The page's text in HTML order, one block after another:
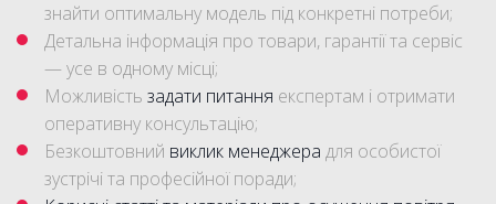
знайти оптимальну модель під конкретні потреби;
Детальна інформація про товари, гарантії та сервіс
— усе в одному місці;
Можливість задати питання експертам і отримати
оперативну консультацію;
Безкоштовний виклик менеджера для особистої
зустрічі та професійної поради;